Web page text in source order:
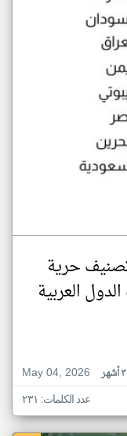
حرية
العربية
May 04, 2026
عدد الكلمات: ٢٣١